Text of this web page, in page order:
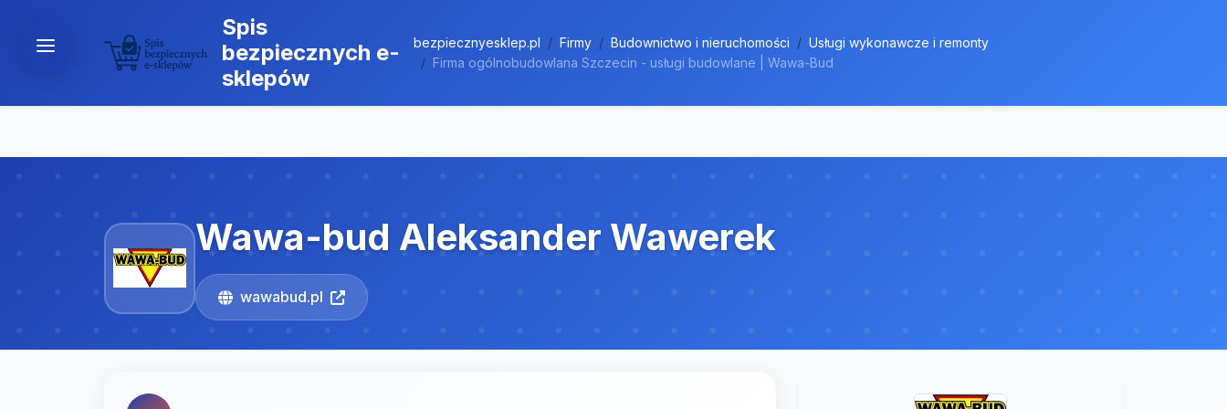
Spis
bezpiecznych e-
sklepów
bezpiecznyesklep.pl Firmy Budownictwo i nieruchomości
Usługi wykonawcze i remonty
Firma ogólnobudowlana Szczecin - usługi budowlane | Wawa-Bud
Wawa-bud Aleksander Wawerek
wawabud.pl